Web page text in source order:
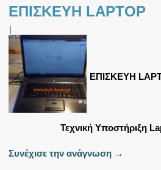
ΕΠΙΣΚΕΥΗ LAPTOP
|
ΕΠΙΣΚΕΥΗ
Τεχνική Υποστήριξη
Συνέχισε την ανάγνωση →